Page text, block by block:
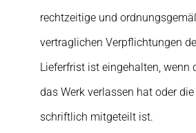
rechtzeitige und
vertraglichen Verpflichtungen
Lieferfrist ist eingehalten, wenn
das Werk verlassen hat oder
schriftlich mitgeteilt ist.